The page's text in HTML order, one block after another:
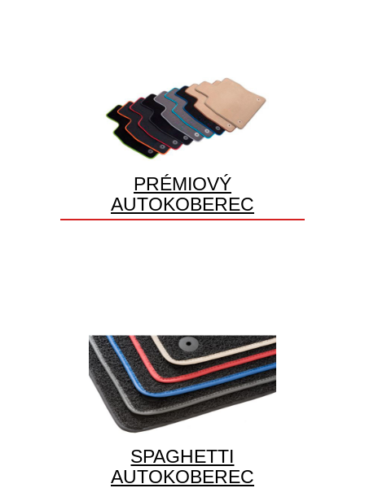
PRÉMIOVÝ
AUTOKOBEREC
SPAGHETTI
AUTOKOBEREC